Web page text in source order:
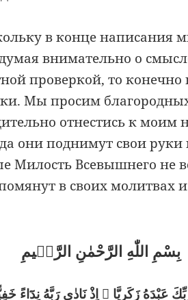
в конце написания
внимательно о
проверкой, то конечно
Мы просим
отнестись к моим
они поднимут свои руки
Милость Всевышнего не
в своих молитвах
بِسْمِ اللّٰهِ الرَّحْمٰنِ الرَّحٖيمِ
عَبْدَهُ زَكَرِيَّا ۞ اِذْ نَادٰى رَبَّهُ